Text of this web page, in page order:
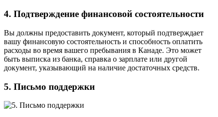
4. Подтверждение финансовой состоятельности
Вы должны предоставить документ, который подтверждает
вашу финансовую состоятельность и способность оплатить
расходы во время вашего пребывания в Канаде. Это может
быть выписка из банка, справка о зарплате или другой
документ, указывающий на наличие достаточных средств.
5. Письмо поддержки